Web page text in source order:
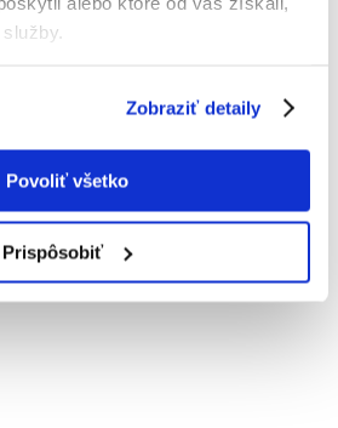
Zobraziť detaily
Povoliť všetko
Prispôsobiť
hrášok (4%), lososový olej (2%),
múka, uhličitan vápenatý, psyllium - šupky
chondroitín sulfát (0,013%), mannan
(0,01%), fruktooligosacharidy
sušená juka obyčajná) 0,008 %).